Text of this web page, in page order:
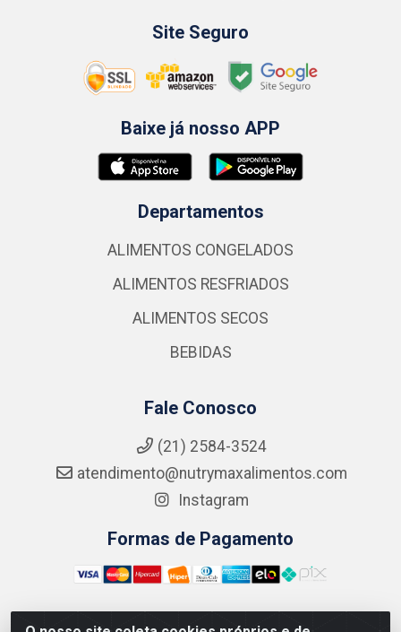
Site Seguro
Baixe já nosso APP
Departamentos
ALIMENTOS CONGELADOS
ALIMENTOS RESFRIADOS
ALIMENTOS SECOS
BEBIDAS
Fale Conosco
(21) 2584-3524
atendimento@nutrymaxalimentos.com
Instagram
Formas de Pagamento